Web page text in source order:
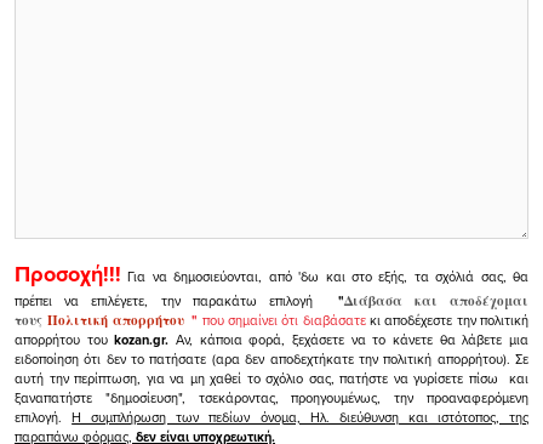
Προσοχή!!! Για να δημοσιεύονται, από 'δω και στο εξής, τα σχόλιά σας, θα
πρέπει να επιλέγετε, την παρακάτω επιλογή
"Διάβασα και αποδέχομαι
τουςΠολιτική απορρήτου" που σημαίνει ότι διαβάσατεκι αποδέχεστε την πολιτική
απορρήτου τουkozan.gr. Αν, κάποια φορά, ξεχάσετε να το κάνετε θα λάβετε μια
ειδοποίηση ότι δεν το πατήσατε (αρα δεν αποδεχτήκατε την πολιτική απορρήτου). Σε
αυτή την περίπτωση, για να μη χαθεί το σχόλιο σας, πατήστε να γυρίσετε πίσω και
ξαναπατήστε "δημοσίευση", τσεκάροντας, προηγουμένως, την προαναφερόμενη
επιλογή.Η συμπλήρωση των πεδίων όνομα, Ηλ. διεύθυνση και ιστότοπος, της
παραπάνω φόρμας, δεν είναι υποχρεωτική.